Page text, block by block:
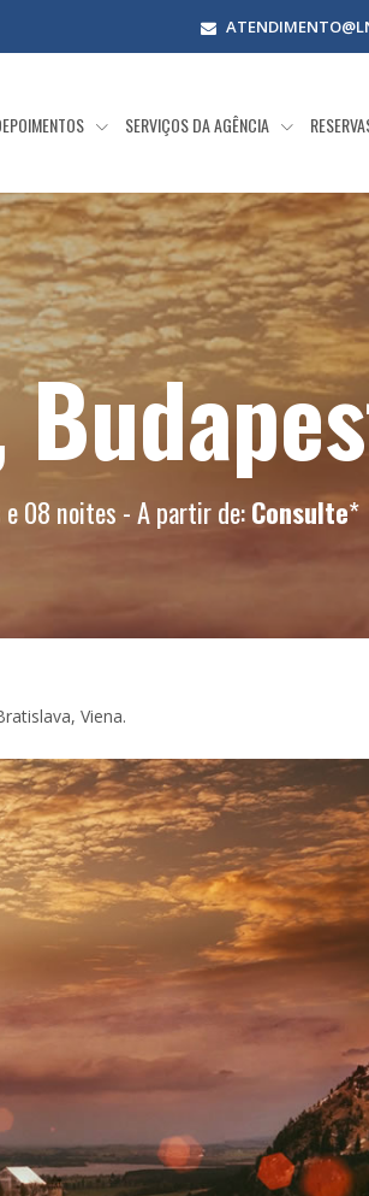
SERVIÇOS DA AGÊNCIA
e 08 noites - A partir de:Consulte*
Viena.